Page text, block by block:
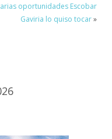
oportunidades Escobar
Gaviria lo quiso tocar»